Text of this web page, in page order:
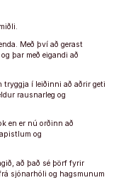
Með því að gerast
þar með eigandi að
tryggja í leiðinni að aðrir geti
rausnarleg og
en er nú orðinn að
og
að það sé þörf fyrir
sjónarhóli og hagsmunum